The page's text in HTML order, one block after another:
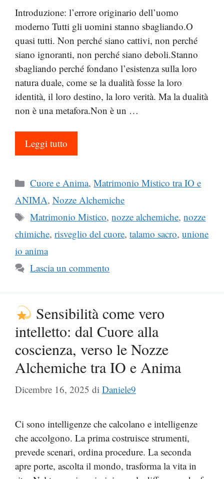
Introduzione: l’errore originario dell’uomo
moderno Tutti gli uomini stanno sbagliando.O
quasi tutti. Non perché siano cattivi, non perché
siano ignoranti, non perché siano deboli.Stanno
sbagliando perché fondano l’esistenza sulla loro
natura duale, come se la dualità fosse la loro
identità, il loro destino, la loro verità. Ma la dualità
non è una metafora.Non è un …
Leggi tutto
Categorie
Cuore e Anima,Matrimonio Mistico tra IO e
ANIMA, Nozze Alchemiche
Tag
Matrimonio Mistico,nozze alchemiche,nozze
chimiche, risveglio del cuore, talamo sacro, unione
io anima
Lascia un commento
Sensibilità come vero
intelletto: dal Cuore alla
coscienza, verso le Nozze
Alchemiche tra IO e Anima
Dicembre 16, 2025 di Daniele9
Ci sono intelligenze che calcolano e intelligenze
che accolgono. La prima costruisce strumenti,
prevede scenari, ordina procedure. La seconda
apre porte, ascolta il mondo, trasforma la vita in